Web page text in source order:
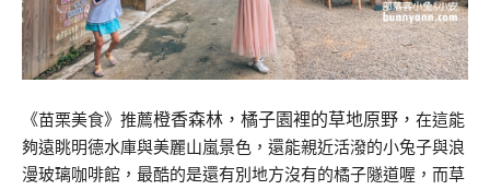
《苗栗美食》推薦橙香森林， 橘子園裡的草地原野， 在這能
夠遠眺明德水庫與美麗山嵐景色，還能親近活潑的小兔子與浪
漫玻璃咖啡館，最酷的是還有別地方沒有的橘子隧道喔，而草